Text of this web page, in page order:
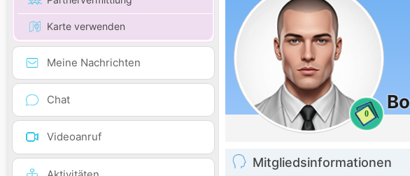
Karte verwenden
Meine Nachrichten
Chat
Videoanruf
0
Mitgliedsinformationen